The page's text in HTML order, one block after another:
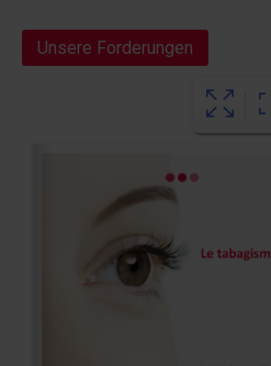
Unsere Forderungen